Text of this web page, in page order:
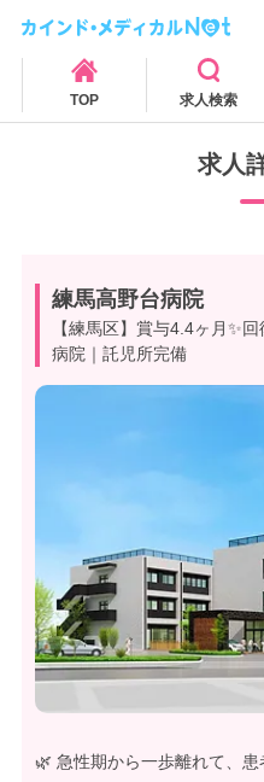
TOP 求人検索
求人
練馬高野台病院
【練馬区】賞与4.4ヶ月✨
病院｜託児所完備
🌿 急性期から一歩離れて、